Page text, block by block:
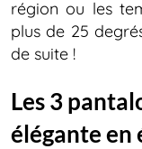
région ou les
plus de 25
de suite !
Les 3
élégante en